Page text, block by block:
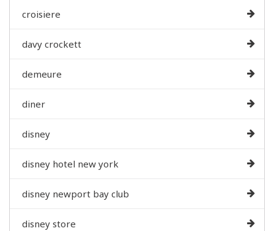
croisiere
davy crockett
demeure
diner
disney
disney hotel new york
disney newport bay club
disney store